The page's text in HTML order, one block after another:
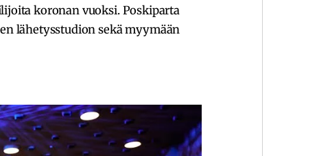
koronan vuoksi. Poskiparta
lähetysstudion sekä myymään